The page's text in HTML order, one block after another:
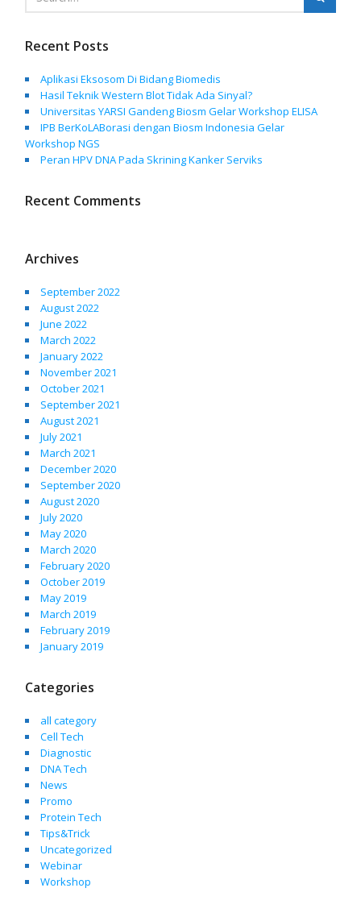
Recent Posts
Aplikasi Eksosom Di Bidang Biomedis
Hasil Teknik Western Blot Tidak Ada Sinyal?
Universitas YARSI Gandeng Biosm Gelar Workshop ELISA
IPB BerKoLABorasi dengan Biosm Indonesia Gelar
Workshop NGS
Peran HPV DNA Pada Skrining Kanker Serviks
Recent Comments
Archives
September 2022
August 2022
June 2022
March 2022
January 2022
November 2021
October 2021
September 2021
August 2021
July 2021
March 2021
December 2020
September 2020
August 2020
July 2020
May 2020
March 2020
February 2020
October 2019
May 2019
March 2019
February 2019
January 2019
Categories
all category
Cell Tech
Diagnostic
DNA Tech
News
Promo
Protein Tech
Tips&Trick
Uncategorized
Webinar
Workshop